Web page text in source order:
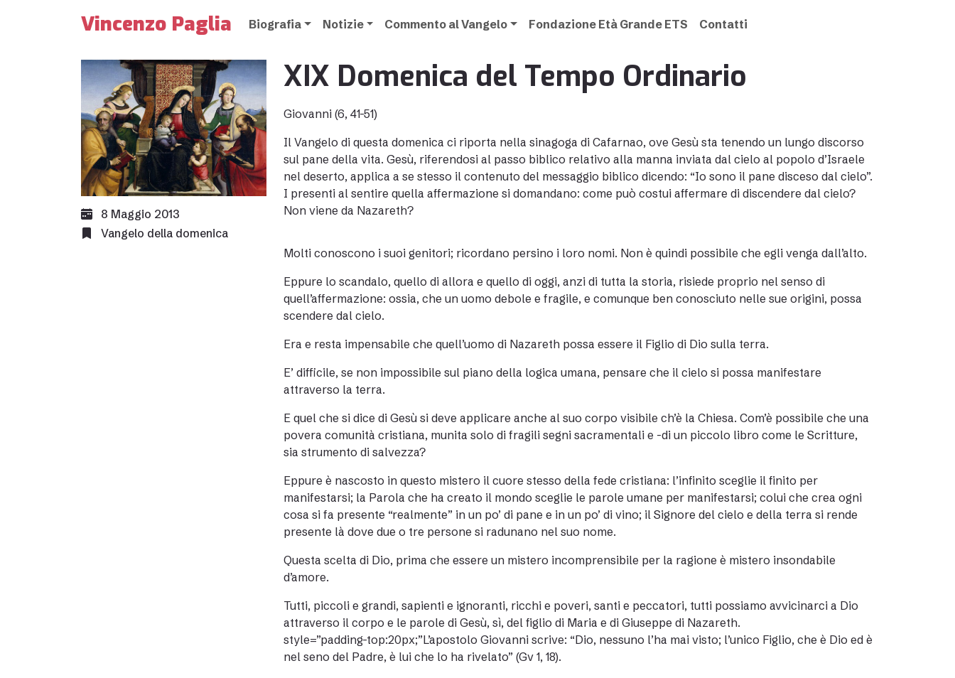
Vincenzo Paglia Biografia Notizie Commento al Vangelo Fondazione Età Grande ETS Contatti
8 Maggio 2013
Vangelo della domenica
XIX Domenica del Tempo Ordinario
Giovanni (6, 41-51)
Il Vangelo di questa domenica ci riporta nella sinagoga di Cafarnao, ove Gesù sta tenendo un lungo discorso
sul pane della vita. Gesù, riferendosi al passo biblico relativo alla manna inviata dal cielo al popolo d’Israele
nel deserto, applica a se stesso il contenuto del messaggio biblico dicendo: “Io sono il pane disceso dal cielo”.
I presenti al sentire quella affermazione si domandano: come può costui affermare di discendere dal cielo?
Non viene da Nazareth?
Molti conoscono i suoi genitori; ricordano persino i loro nomi. Non è quindi possibile che egli venga dall’alto.
Eppure lo scandalo, quello di allora e quello di oggi, anzi di tutta la storia, risiede proprio nel senso di
quell’affermazione: ossia, che un uomo debole e fragile, e comunque ben conosciuto nelle sue origini, possa
scendere dal cielo.
Era e resta impensabile che quell’uomo di Nazareth possa essere il Figlio di Dio sulla terra.
E’ difficile, se non impossibile sul piano della logica umana, pensare che il cielo si possa manifestare
attraverso la terra.
E quel che si dice di Gesù si deve applicare anche al suo corpo visibile ch’è la Chiesa. Com’è possibile che una
povera comunità cristiana, munita solo di fragili segni sacramentali e -di un piccolo libro come le Scritture,
sia strumento di salvezza?
Eppure è nascosto in questo mistero il cuore stesso della fede cristiana: l’infinito sceglie il finito per
manifestarsi; la Parola che ha creato il mondo sceglie le parole umane per manifestarsi; colui che crea ogni
cosa si fa presente “realmente” in un po’ di pane e in un po’ di vino; il Signore del cielo e della terra si rende
presente là dove due o tre persone si radunano nel suo nome.
Questa scelta di Dio, prima che essere un mistero incomprensibile per la ragione è mistero insondabile
d’amore.
Tutti, piccoli e grandi, sapienti e ignoranti, ricchi e poveri, santi e peccatori, tutti possiamo avvicinarci a Dio
attraverso il corpo e le parole di Gesù, sì, del figlio di Maria e di Giuseppe di Nazareth.
style=”padding-top:20px;”L’apostolo Giovanni scrive: “Dio, nessuno l’ha mai visto; l’unico Figlio, che è Dio ed è
nel seno del Padre, è lui che lo ha rivelato” (Gv 1, 18).